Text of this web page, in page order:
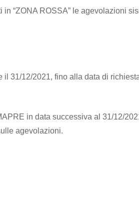
“ZONA ROSSA” le agevolazioni
il 31/12/2021, fino alla data di
in data successiva al 31/12/
agevolazioni.